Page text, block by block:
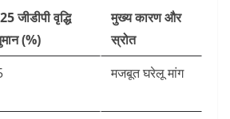
जीडीपी वृद्धि
(%)
मुख्य कारण और
स्रोत
मजबूत घरेलू मांग